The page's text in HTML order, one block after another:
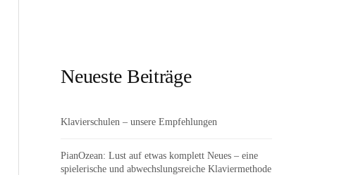
Neueste Beiträge
Klavierschulen – unsere Empfehlungen
PianOzean: Lust auf etwas komplett Neues – eine
spielerische und abwechslungsreiche Klaviermethode